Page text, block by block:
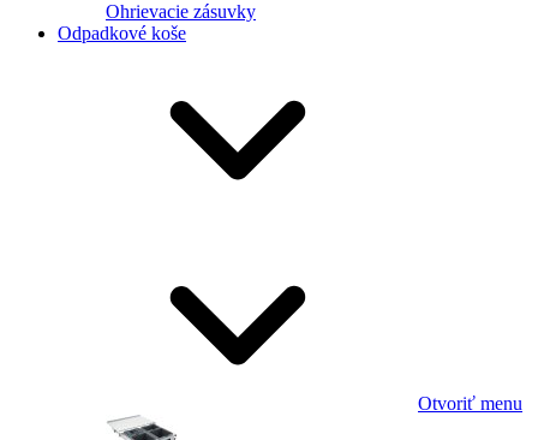
Ohrievacie zásuvky
Odpadkové koše
Otvoriť menu